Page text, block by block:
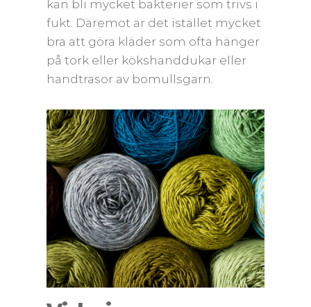
kan bli mycket bakterier som trivs i
fukt. Däremot är det istället mycket
bra att göra kläder som ofta hänger
på tork eller kökshanddukar eller
handtrasor av bomullsgarn.